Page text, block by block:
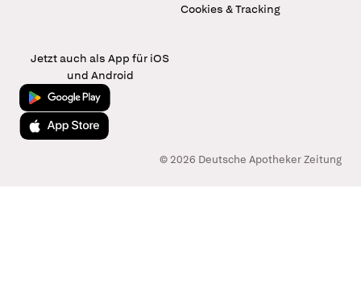
Cookies & Tracking
Jetzt auch als App für iOS
und Android
Jetzt bei Google Play
Laden im App Store
© 2026 Deutsche Apotheker Zeitung